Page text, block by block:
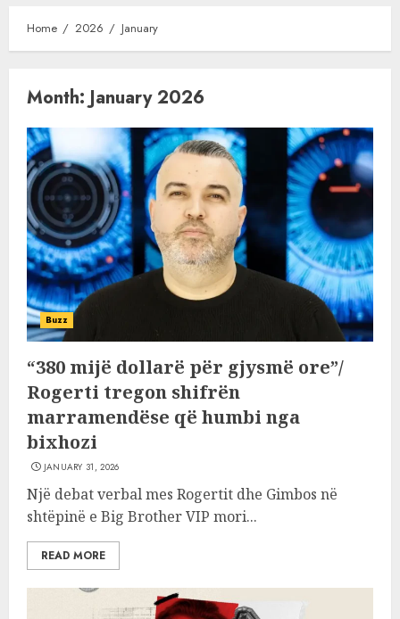
Home 2026 January
Month: January 2026
Buzz
“380 mijë dollarë për gjysmë ore”/
Rogerti tregon shifrën
marramendëse që humbi nga
bixhozi
JANUARY 31, 2026
Një debat verbal mes Rogertit dhe Gimbos në
shtëpinë e Big Brother VIP mori...
READ MORE